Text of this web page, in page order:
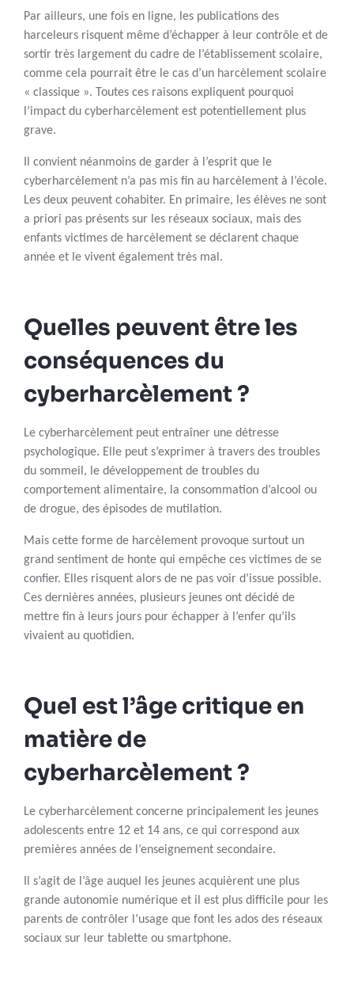
Par ailleurs, une fois en ligne, les publications des
harceleurs risquent même d’échapper à leur contrôle et de
sortir très largement du cadre de l’établissement scolaire,
comme cela pourrait être le cas d’un harcèlement scolaire
« classique ». Toutes ces raisons expliquent pourquoi
l’impact du cyberharcèlement est potentiellement plus
grave.
Il convient néanmoins de garder à l’esprit que le
cyberharcèlement n’a pas mis fin au harcèlement à l’école.
Les deux peuvent cohabiter. En primaire, les élèves ne sont
a priori pas présents sur les réseaux sociaux, mais des
enfants victimes de harcèlement se déclarent chaque
année et le vivent également très mal.
Quelles peuvent être les
conséquences du
cyberharcèlement ?
Le cyberharcèlement peut entraîner une détresse
psychologique. Elle peut s’exprimer à travers des troubles
du sommeil, le développement de troubles du
comportement alimentaire, la consommation d’alcool ou
de drogue, des épisodes de mutilation.
Mais cette forme de harcèlement provoque surtout un
grand sentiment de honte qui empêche ces victimes de se
confier. Elles risquent alors de ne pas voir d’issue possible.
Ces dernières années, plusieurs jeunes ont décidé de
mettre fin à leurs jours pour échapper à l’enfer qu’ils
vivaient au quotidien.
Quel est l’âge critique en
matière de
cyberharcèlement ?
Le cyberharcèlement concerne principalement les jeunes
adolescents entre 12 et 14 ans, ce qui correspond aux
premières années de l’enseignement secondaire.
Il s’agit de l’âge auquel les jeunes acquièrent une plus
grande autonomie numérique et il est plus difficile pour les
parents de contrôler l’usage que font les ados des réseaux
sociaux sur leur tablette ou smartphone.